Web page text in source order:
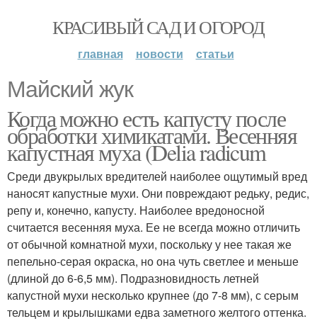
КРАСИВЫЙ САД И ОГОРОД
главная новости статьи
Майский жук
Когда можно есть капусту после
обработки химикатами. Весенняя
капустная муха (Delia radicum
Среди двукрылых вредителей наиболее ощутимый вред
наносят капустные мухи. Они повреждают редьку, редис,
репу и, конечно, капусту. Наиболее вредоносной
считается весенняя муха. Ее не всегда можно отличить
от обычной комнатной мухи, поскольку у нее такая же
пепельно-серая окраска, но она чуть светлее и меньше
(длиной до 6-6,5 мм). Подразновидность летней
капустной мухи несколько крупнее (до 7-8 мм), с серым
тельцем и крылышками едва заметного желтого оттенка.